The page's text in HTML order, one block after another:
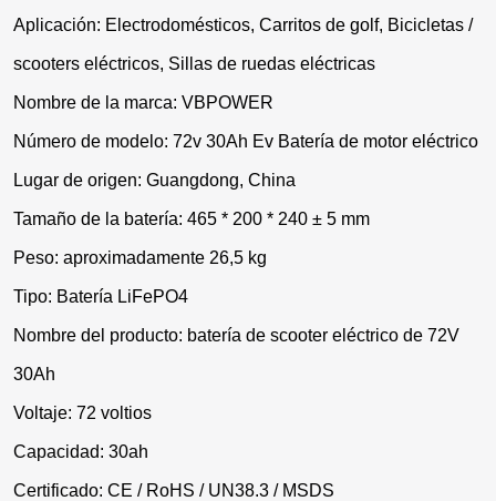
Aplicación: Electrodomésticos, Carritos de golf, Bicicletas /
scooters eléctricos, Sillas de ruedas eléctricas
Nombre de la marca: VBPOWER
Número de modelo: 72v 30Ah Ev Batería de motor eléctrico
Lugar de origen: Guangdong, China
Tamaño de la batería: 465 * 200 * 240 ± 5 mm
Peso: aproximadamente 26,5 kg
Tipo: Batería LiFePO4
Nombre del producto: batería de scooter eléctrico de 72V
30Ah
Voltaje: 72 voltios
Capacidad: 30ah
Certificado: CE / RoHS / UN38.3 / MSDS